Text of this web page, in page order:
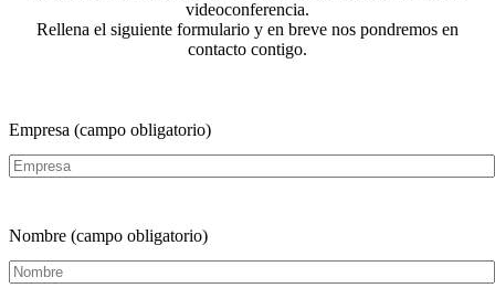
videoconferencia.
Rellena el siguiente formulario y en breve nos pondremos en
contacto contigo.
Empresa (campo obligatorio)
Nombre (campo obligatorio)